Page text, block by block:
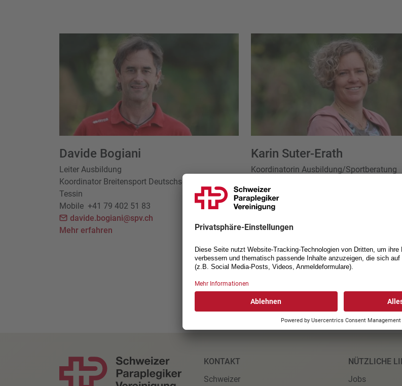
Davide Bogiani
Leiter Ausbildung
Koordinator Breitensport Deutschschweiz und
Tessin
Mobile +41 79 402 51 83
davide.bogiani@spv.ch
Mehr erfahren
Karin Suter-Erath
Koordinatorin Ausbildung/Sportberatung
Mobile
karin.suter@spv.ch
KONTAKT
Schweizer
NÜTZLICHE
Jobs